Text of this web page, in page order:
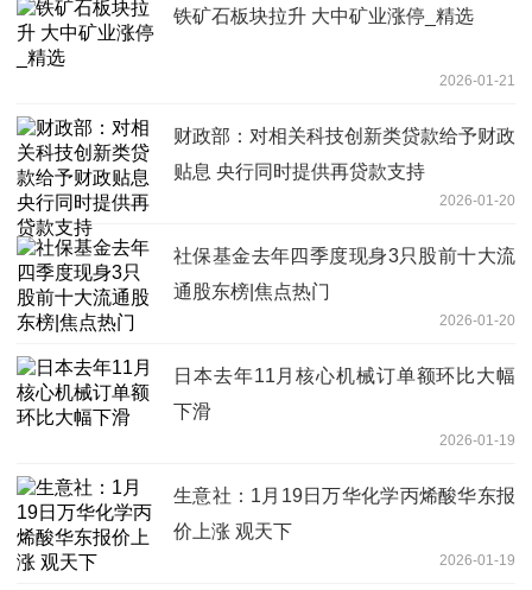
铁矿石板块拉升 大中矿业涨停_精选
2026-01-21
财政部：对相关科技创新类贷款给予财政
贴息 央行同时提供再贷款支持
2026-01-20
社保基金去年四季度现身3只股前十大流
通股东榜|焦点热门
2026-01-20
日本去年11月核心机械订单额环比大幅
下滑
2026-01-19
生意社：1月19日万华化学丙烯酸华东报
价上涨 观天下
2026-01-19